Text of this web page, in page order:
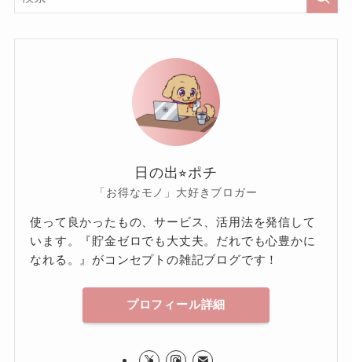
日の出⭐︎ポチ
「お得なモノ」大好きブロガー
使って良かったもの、サービス、活用法を発信して
います。『貯金ゼロでも大丈夫。だれでも心豊かに
なれる。』がコンセプトの雑記ブログです！
プロフィール詳細